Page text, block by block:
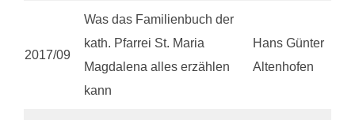
2017/09
Was das Familienbuch der
kath. Pfarrei St. Maria
Magdalena alles erzählen
kann
Hans Günter
Altenhofen